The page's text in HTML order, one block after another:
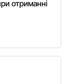
отриманні